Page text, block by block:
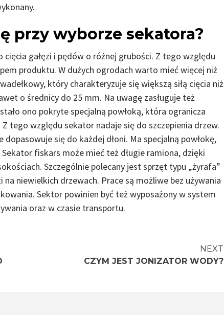
przy wyborze sekatora?
cięcia gałęzi i pędów o różnej grubości. Z tego względu
produktu. W dużych ogrodach warto mieć więcej niż
który charakteryzuje się większą siłą cięcia niż
o średnicy do 25 mm. Na uwagę zasługuje też
ono pokryte specjalną powłoką, która ogranicza
tego względu sekator nadaje się do szczepienia drzew.
się do każdej dłoni. Ma specjalną powłokę,
fiskars może mieć też długie ramiona, dzięki
Szczególnie polecany jest sprzęt typu „żyrafa”
na niewielkich drzewach. Prace są możliwe bez używania
Sektor powinien być też wyposażony w system
oraz w czasie transportu.
NEXT
CZYM JEST JONIZATOR WODY?